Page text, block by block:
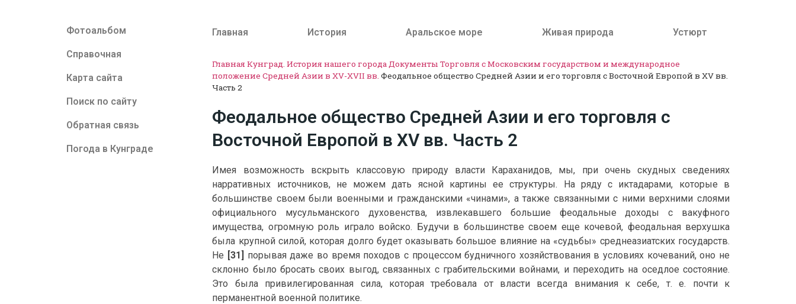
Фотоальбом
Справочная
Карта сайта
Поиск по сайту
Обратная связь
Погода в Кунграде
Главная История Аральское море Живая природа Устюрт
ГлавнаяКунград. История нашего городаДокументыТорговля с Московским государством и международное
положение Средней Азии в XV-XVII вв. Феодальное общество Средней Азии и его торговля с Восточной Европой в XV вв.
Часть 2
Феодальное общество Средней Азии и его торговля с
Восточной Европой в XV вв. Часть 2
Имея возможность вскрыть классовую природу власти Караханидов, мы, при очень скудных сведениях
нарративных источников, не можем дать ясной картины ее структуры. На ряду с иктадарами, которые в
большинстве своем были военными и гражданскими «чинами», а также связанными c ними верхними слоями
официального мусульманского духовенства, извлекавшего большие феодальные доходы с вакуфного
имущества, огромную роль играло войско. Будучи в большинстве своем еще кочевой, феодальная верхушка
была крупной силой, которая долго будет оказывать большое влияние на «судьбы» среднеазиатских государств.
Не [31] порывая даже во время походов с процессом будничного хозяйствования в условиях кочеваний, оно не
склонно было бросать своих выгод, связанных с грабительскими войнами, и переходить на оседлое состояние.
Это была привилегированная сила, которая требовала от власти всегда внимания к себе, т. е. почти к
перманентной военной политике.